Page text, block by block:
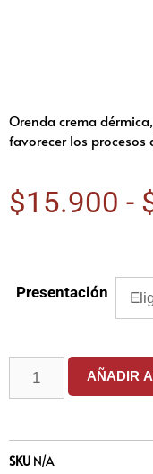
Orenda crema
favorecer los procesos
$15.900 -
Presentación
AÑADIR
SKU N/A